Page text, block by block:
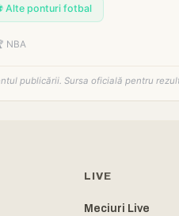
Alte ponturi fotbal
NBA
publicării. Sursa oficială pentru
LIVE
Meciuri Live